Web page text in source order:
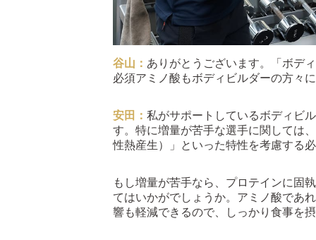
谷山： ありがとうございます。「ボデ
必須アミノ酸もボディビルダーの方々
安田： 私がサポートしているボディビ
す。特に増量が苦手な選手に関しては
性熱産生）」といった特性を考慮する
もし増量が苦手なら、プロテインに固
てはいかがでしょうか。アミノ酸であ
響も軽減できるので、しっかり食事を